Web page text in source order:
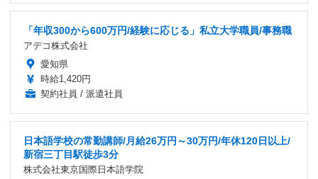
「年収300から600万円/経験に応じる」私立大学職員/事務職
アデコ株式会社
愛知県
時給1,420円
契約社員 / 派遣社員
日本語学校の常勤講師/月給26万円～30万円/年休120日以上/
新宿三丁目駅徒歩3分
株式会社東京国際日本語学院